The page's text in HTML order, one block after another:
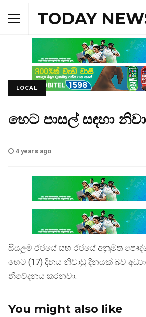
TODAY
LOCAL
හෙට පාසල් සඳහා
4 years ago
සියලුම රජයේ සහ රජයේ අනුමත
හෙට (17) දිනය නිවාඩු දිනයක් බව
නිවේදනය කරනවා.
You might also like